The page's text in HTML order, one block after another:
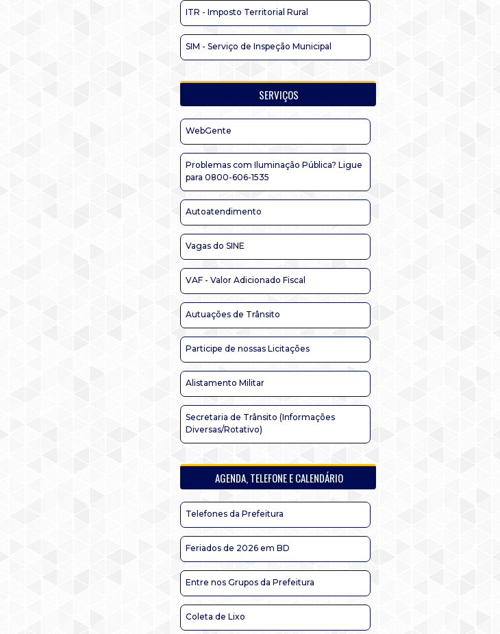
ITR - Imposto Territorial Rural
SIM - Serviço de Inspeção Municipal
SERVIÇOS
WebGente
Problemas com Iluminação Pública? Ligue
para 0800-606-1535
Autoatendimento
Vagas do SINE
VAF - Valor Adicionado Fiscal
Autuações de Trânsito
Participe de nossas Licitações
Alistamento Militar
Secretaria de Trânsito (Informações
Diversas/Rotativo)
AGENDA, TELEFONE E CALENDÁRIO
Telefones da Prefeitura
Feriados de 2026 em BD
Entre nos Grupos da Prefeitura
Coleta de Lixo